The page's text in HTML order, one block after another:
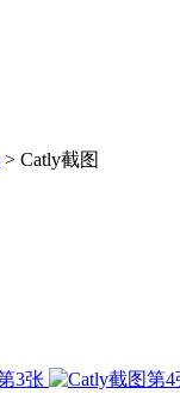
> Catly截图